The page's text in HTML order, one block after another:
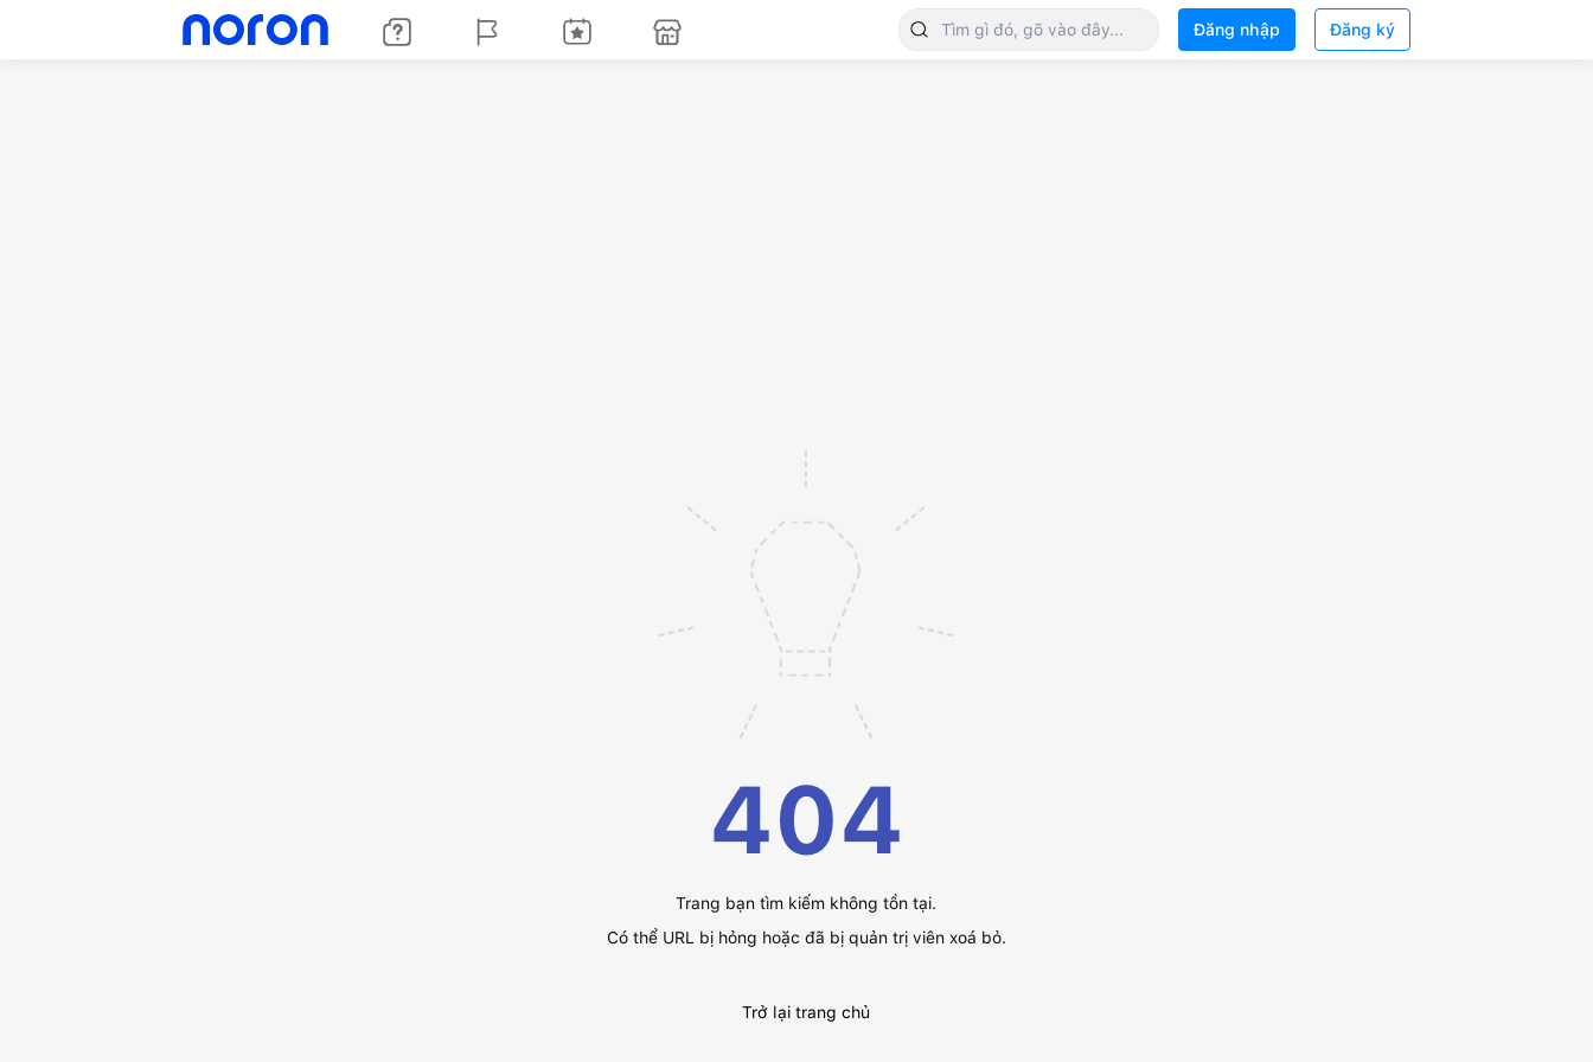
Đăng nhập Đăng ký
404
Trang bạn tìm kiếm không tồn tại.
Có thể URL bị hỏng hoặc đã bị quản trị viên xoá bỏ.
Trở lại trang chủ